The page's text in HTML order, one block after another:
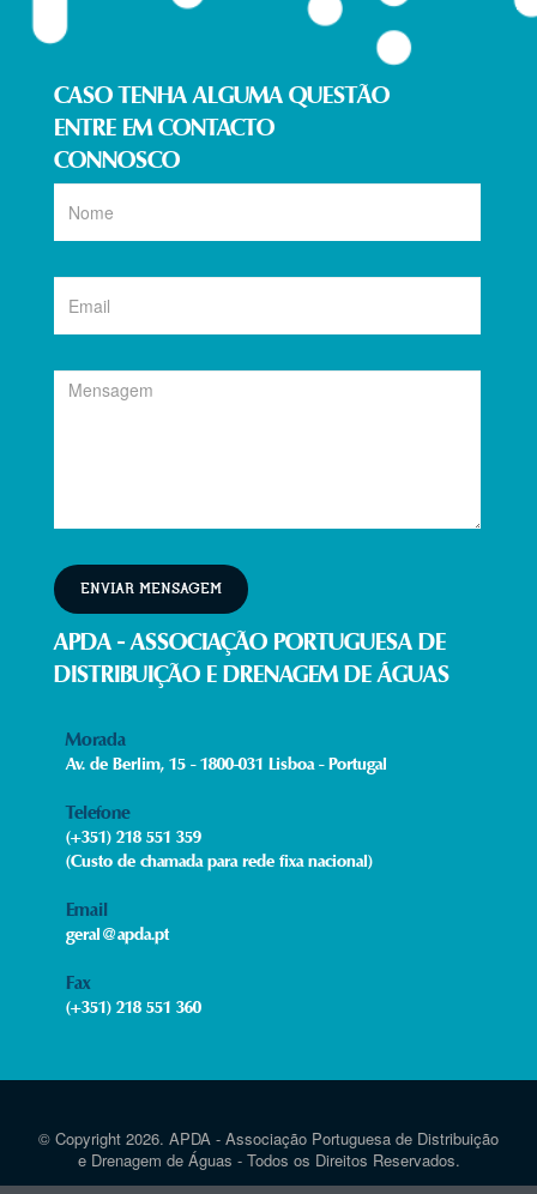
CASO TENHA ALGUMA QUESTÃO
ENTRE EM CONTACTO
CONNOSCO
ENVIAR MENSAGEM
APDA - ASSOCIAÇÃO PORTUGUESA DE
DISTRIBUIÇÃO E DRENAGEM DE ÁGUAS
Morada
Av. de Berlim, 15 - 1800-031 Lisboa - Portugal
Telefone
(+351) 218 551 359
(Custo de chamada para rede fixa nacional)
Email
geral@apda.pt
Fax​
(+351) 218 551 360
© Copyright 2026. APDA - Associação Portuguesa de Distribuição
e Drenagem de Águas - Todos os Direitos Reservados.